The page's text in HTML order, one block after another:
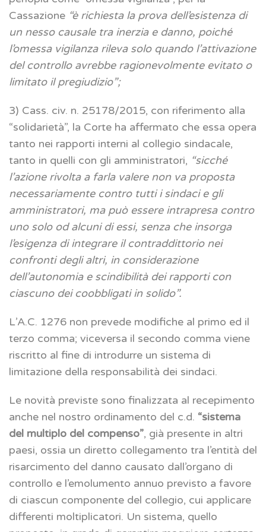
Cassazione “è richiesta la prova dell’esistenza di
un nesso causale tra inerzia e danno, poiché
l’omessa vigilanza rileva solo quando l’attivazione
del controllo avrebbe ragionevolmente evitato o
limitato il pregiudizio”;
3) Cass. civ. n. 25178/2015, con riferimento alla
“solidarietà”, la Corte ha affermato che essa opera
tanto nei rapporti interni al collegio sindacale,
tanto in quelli con gli amministratori, “sicché
l’azione rivolta a farla valere non va proposta
necessariamente contro tutti i sindaci e gli
amministratori, ma può essere intrapresa contro
uno solo od alcuni di essi, senza che insorga
l’esigenza di integrare il contraddittorio nei
confronti degli altri, in considerazione
dell’autonomia e scindibilità dei rapporti con
ciascuno dei coobbligati in solido”.
L’A.C. 1276 non prevede modifiche al primo ed il
terzo comma; viceversa il secondo comma viene
riscritto al fine di introdurre un sistema di
limitazione della responsabilità dei sindaci.
Le novità previste sono finalizzata al recepimento
anche nel nostro ordinamento del c.d. “sistema
del multiplo del compenso”, già presente in altri
paesi, ossia un diretto collegamento tra l’entità del
risarcimento del danno causato dall’organo di
controllo e l’emolumento annuo previsto a favore
di ciascun componente del collegio, cui applicare
differenti moltiplicatori. Un sistema, quello